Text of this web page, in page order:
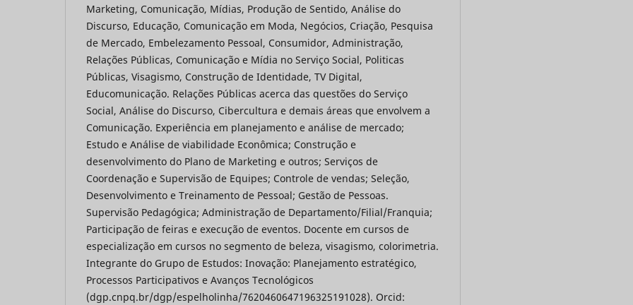
Marketing, Comunicação, Mídias, Produção de Sentido, Análise do
Discurso, Educação, Comunicação em Moda, Negócios, Criação, Pesquisa
de Mercado, Embelezamento Pessoal, Consumidor, Administração,
Relações Públicas, Comunicação e Mídia no Serviço Social, Politicas
Públicas, Visagismo, Construção de Identidade, TV Digital,
Educomunicação. Relações Públicas acerca das questões do Serviço
Social, Análise do Discurso, Cibercultura e demais áreas que envolvem a
Comunicação. Experiência em planejamento e análise de mercado;
Estudo e Análise de viabilidade Econômica; Construção e
desenvolvimento do Plano de Marketing e outros; Serviços de
Coordenação e Supervisão de Equipes; Controle de vendas; Seleção,
Desenvolvimento e Treinamento de Pessoal; Gestão de Pessoas.
Supervisão Pedagógica; Administração de Departamento/Filial/Franquia;
Participação de feiras e execução de eventos. Docente em cursos de
especialização em cursos no segmento de beleza, visagismo, colorimetria.
Integrante do Grupo de Estudos: Inovação: Planejamento estratégico,
Processos Participativos e Avanços Tecnológicos
(dgp.cnpq.br/dgp/espelholinha/7620460647196325191028). Orcid: